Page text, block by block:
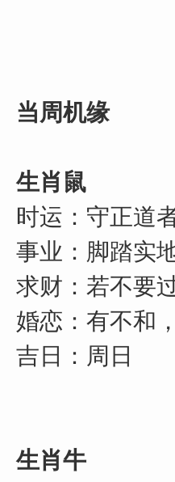
当周机缘
生肖鼠
时运：守正道
事业：脚踏实
求财：若不要
婚恋：有不和
吉日：周日
生肖牛